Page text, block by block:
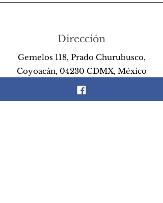
Dirección
Gemelos 118, Prado Churubusco,
Coyoacán, 04230 CDMX, México